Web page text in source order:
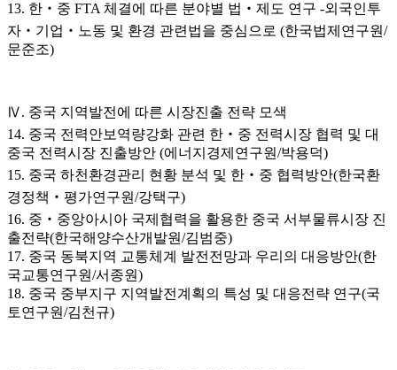
13. 한‧중 FTA 체결에 따른 분야별 법‧제도 연구 -외국인투
자‧기업‧노동 및 환경 관련법을 중심으로 (한국법제연구원/
문준조)
Ⅳ. 중국 지역발전에 따른 시장진출 전략 모색
14. 중국 전력안보역량강화 관련 한‧중 전력시장 협력 및 대
중국 전력시장 진출방안 (에너지경제연구원/박용덕)
15. 중국 하천환경관리 현황 분석 및 한‧중 협력방안(한국환
경정책‧평가연구원/강택구)
16. 중‧중앙아시아 국제협력을 활용한 중국 서부물류시장 진
출전략(한국해양수산개발원/김범중)
17. 중국 동북지역 교통체계 발전전망과 우리의 대응방안(한
국교통연구원/서종원)
18. 중국 중부지구 지역발전계획의 특성 및 대응전략 연구(국
토연구원/김천규)